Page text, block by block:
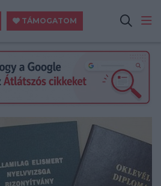
TÁMOGATOM